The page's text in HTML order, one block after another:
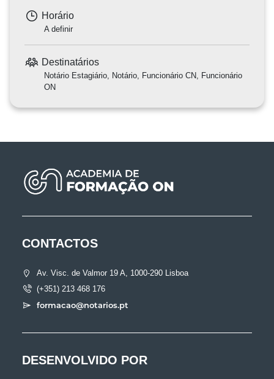
Horário
A definir
Destinatários
Notário Estagiário, Notário, Funcionário CN, Funcionário
ON
CONTACTOS
Av. Visc. de Valmor 19 A, 1000-290 Lisboa
(+351) 213 468 176
formacao@notarios.pt
DESENVOLVIDO POR